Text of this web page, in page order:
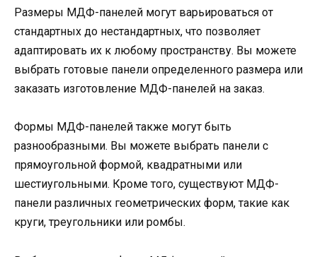
Размеры МДФ-панелей могут варьироваться от
стандартных до нестандартных, что позволяет
адаптировать их к любому пространству. Вы можете
выбрать готовые панели определенного размера или
заказать изготовление МДФ-панелей на заказ.
Формы МДФ-панелей также могут быть
разнообразными. Вы можете выбрать панели с
прямоугольной формой, квадратными или
шестиугольными. Кроме того, существуют МДФ-
панели различных геометрических форм, такие как
круги, треугольники или ромбы.